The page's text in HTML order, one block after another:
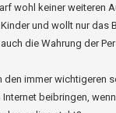
wohl keiner weiteren
und wollt nur das
die Wahrung der
den immer wichtigeren
beibringen,